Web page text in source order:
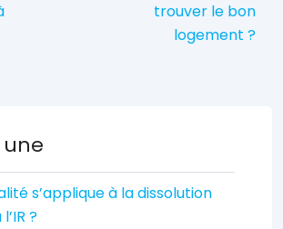
trouver le bon
logement ?
s’applique à la dissolution
?